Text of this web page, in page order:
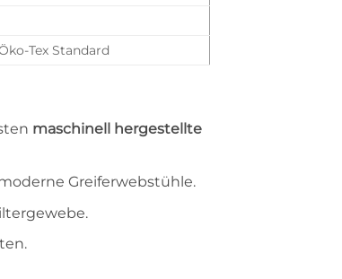
Tex Standard
maschinell hergestellte
Greiferwebstühle.